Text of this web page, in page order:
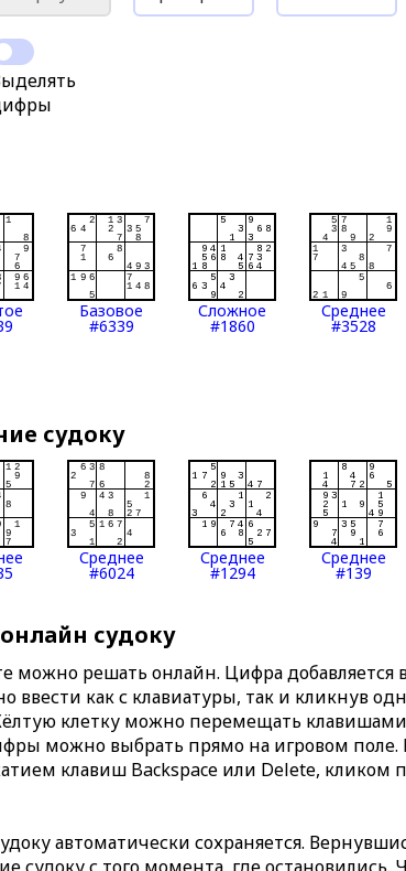
Базовое
#6339
Сложное
#1860
Среднее
#3528
судоку
Среднее
#6024
Среднее
#1294
Среднее
#139
судоку
можно решать онлайн. Цифра
ввести как с клавиатуры, так и кликнув
клетку можно перемещать
можно выбрать прямо на игровом
клавиш Backspace или Delete, кликом
автоматически сохраняется.